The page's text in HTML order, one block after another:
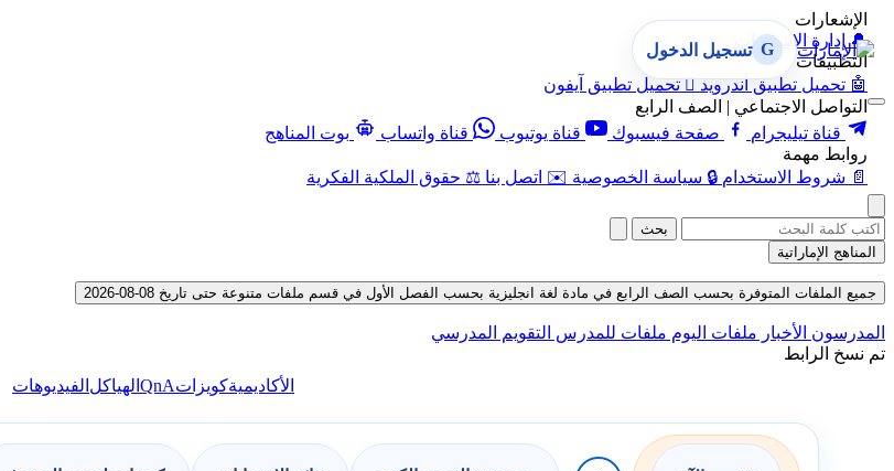
الإشعارات
🔔 إدارة الإشعارات
التطبيقات
🤖 تحميل تطبيق أندرويد  تحميل تطبيق آيفون
التواصل الاجتماعي | الصف الرابع
قناة تيليجرام
صفحة فيسبوك قناة يوتيوب قناة واتساب
بوت المناهج
روابط مهمة
📄 شروط الاستخدام 🔒 سياسة الخصوصية ✉️ اتصل بنا ⚖️ حقوق الملكية الفكرية
G تسجيل الدخول
بحث
المناهج الإماراتية
جميع الملفات المتوفرة بحسب الصف الرابع في مادة لغة انجليزية بحسب الفصل الأول في قسم ملفات متنوعة حتى تاريخ 08-08-2026
المدرسون الأخبار ملفات اليوم ملفات للمدرس التقويم المدرسي
تم نسخ الرابط
الأكاديميةكويزاتQnA الهياكل الفيديوهات